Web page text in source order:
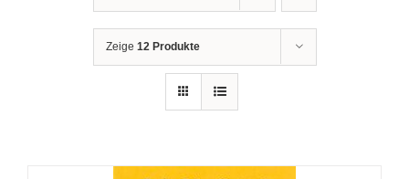
Zeige 12 Produkte